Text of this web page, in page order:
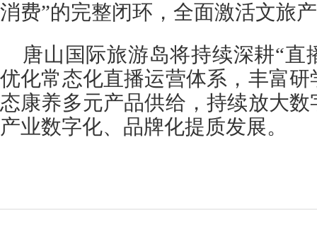
消费”的完整闭环，全面激活文旅
唐山国际旅游岛将持续深耕“直
优化常态化直播运营体系，丰富
态康养多元产品供给，持续放大
产业数字化、品牌化提质发展。